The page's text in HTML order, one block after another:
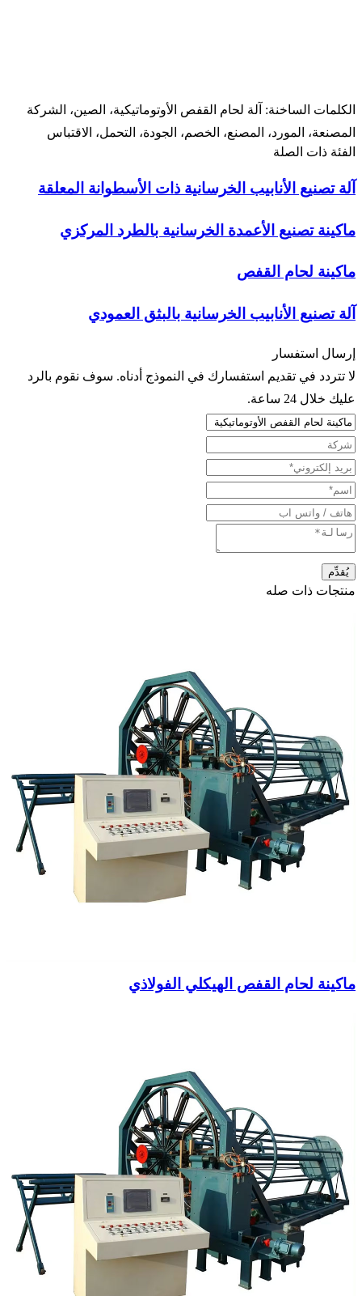
الكلمات الساخنة: آلة لحام القفص الأوتوماتيكية، الصين، الشركة
المصنعة، المورد، المصنع، الخصم، الجودة، التحمل، الاقتباس
الفئة ذات الصلة
آلة تصنيع الأنابيب الخرسانية ذات الأسطوانة المعلقة
ماكينة تصنيع الأعمدة الخرسانية بالطرد المركزي
ماكينة لحام القفص
آلة تصنيع الأنابيب الخرسانية بالبثق العمودي
إرسال استفسار
لا تتردد في تقديم استفسارك في النموذج أدناه. سوف نقوم بالرد
عليك خلال 24 ساعة.
منتجات ذات صله
ماكينة لحام القفص الهيكلي الفولاذي